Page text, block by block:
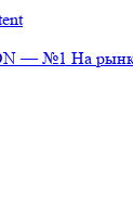
— №1 На